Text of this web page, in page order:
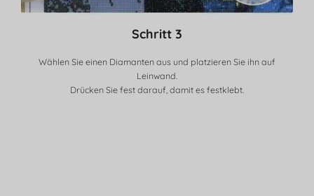
Schritt 3
Wählen Sie einen Diamanten aus und platzieren Sie ihn auf
Leinwand.
Drücken Sie fest darauf, damit es festklebt.